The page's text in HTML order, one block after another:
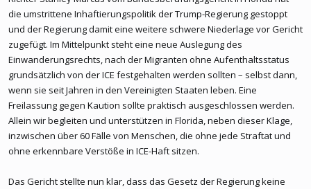
die umstrittene Inhaftierungspolitik der Trump-Regierung gestoppt
und der Regierung damit eine weitere schwere Niederlage vor Gericht
zugefügt. Im Mittelpunkt steht eine neue Auslegung des
Einwanderungsrechts, nach der Migranten ohne Aufenthaltsstatus
grundsätzlich von der ICE festgehalten werden sollten – selbst dann,
wenn sie seit Jahren in den Vereinigten Staaten leben. Eine
Freilassung gegen Kaution sollte praktisch ausgeschlossen werden.
Allein wir begleiten und unterstützen in Florida, neben dieser Klage,
inzwischen über 60 Fälle von Menschen, die ohne jede Straftat und
ohne erkennbare Verstöße in ICE-Haft sitzen.
Das Gericht stellte nun klar, dass das Gesetz der Regierung keine